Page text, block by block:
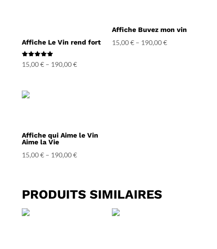
Affiche Le Vin rend fort
Note
5.00
15,00€– 190,00€
Affiche Buvez mon vin
15,00€ – 190,00€
Affiche qui Aime le Vin
Aime la Vie
15,00€– 190,00€
PRODUITS SIMILAIRES